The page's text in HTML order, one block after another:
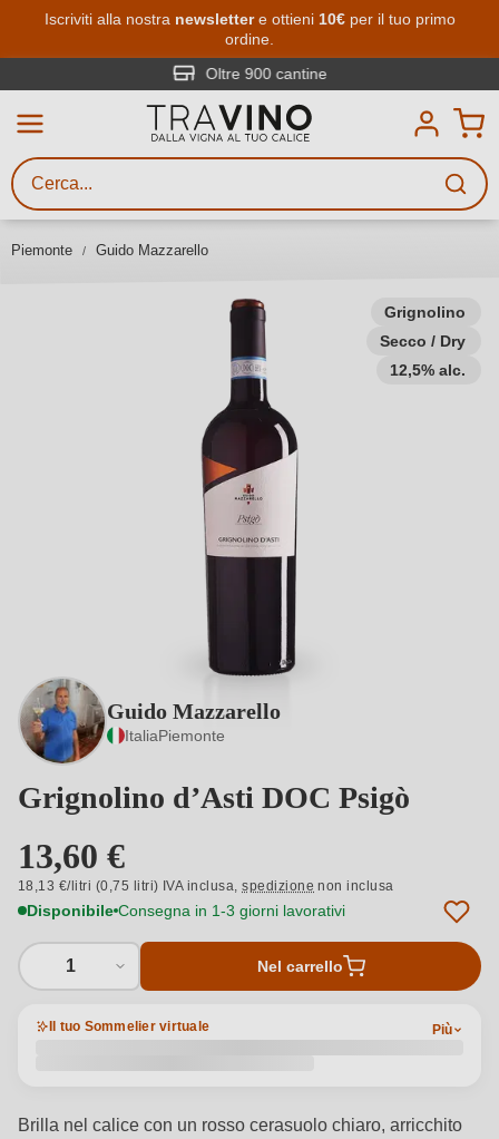
Passa al contenuto principale
Iscriviti alla nostra newslettere ottieni 10€per il tuo primo
ordine.
Oltre 900 cantine
Piemonte Guido Mazzarello
Grignolino
Secco / Dry
12,5% alc.
Guido Mazzarello
ItaliaPiemonte
Grignolino d’Asti DOC Psigò
13,60 €
18,13 €/litri (0,75 litri) IVA inclusa,spedizione non inclusa
Disponibile Consegna in 1-3 giorni lavorativi
1 Nel carrello
Il tuo Sommelier virtuale Più
Brilla nel calice con un rosso cerasuolo chiaro, arricchito
Ricerca vini
Inserisci almeno 3 caratteri
gusto, occasione, nome del vino,
vitigno, regione, cantina o altri